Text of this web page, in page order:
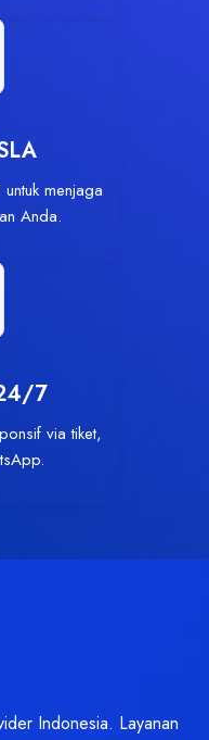
menjaga
Anda.
7
via tiket,
Indonesia. Layanan